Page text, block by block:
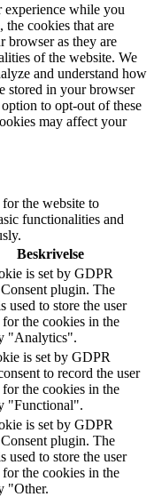
experience while you
the cookies that are
browser as they are
of the website. We
and understand how
stored in your browser
to opt-out of these
may affect your
for the website to
functionalities and
Beskrivelse
is set by GDPR
plugin. The
used to store the user
for the cookies in the
"Analytics".
is set by GDPR
to record the user
for the cookies in the
"Functional".
is set by GDPR
plugin. The
used to store the user
for the cookies in the
"Other.